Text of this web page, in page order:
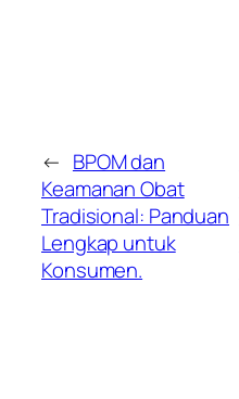
← BPOM dan
Keamanan Obat
Tradisional: Panduan
Lengkap untuk
Konsumen.